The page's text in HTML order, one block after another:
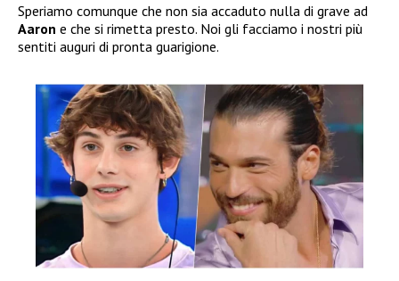
Speriamo comunque che non sia accaduto nulla di grave ad
Aaron e che si rimetta presto. Noi gli facciamo i nostri più
sentiti auguri di pronta guarigione.